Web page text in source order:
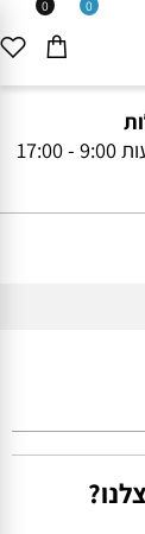
0 0